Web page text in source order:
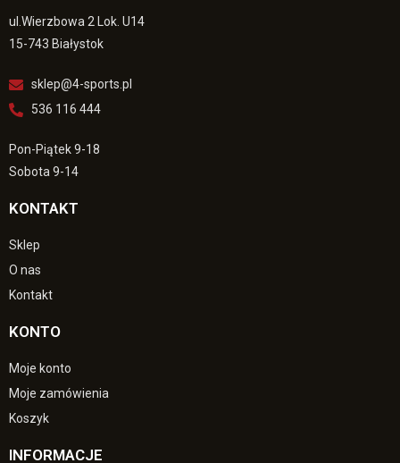
ul.Wierzbowa 2 Lok. U14
15-743 Białystok
sklep@4-sports.pl
536 116 444
Pon-Piątek 9-18
Sobota 9-14
KONTAKT
Sklep
O nas
Kontakt
KONTO
Moje konto
Moje zamówienia
Koszyk
INFORMACJE